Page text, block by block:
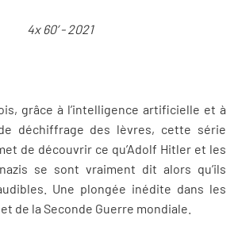
4x 60’ - 2021
grâce à l’intelligence artificielle et à
déchiffrage des lèvres, cette série
de découvrir ce qu’Adolf Hitler et les
se sont vraiment dit alors qu’ils
Une plongée inédite dans les
de la Seconde Guerre mondiale.